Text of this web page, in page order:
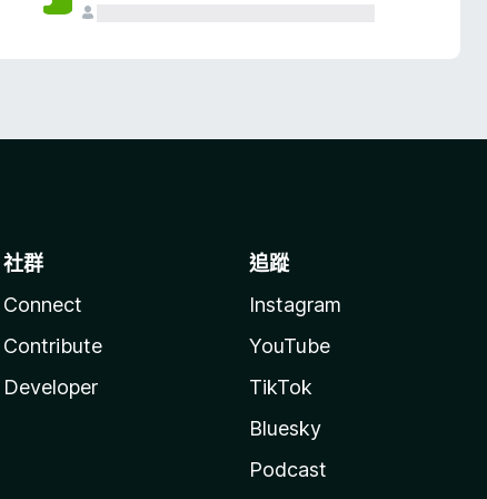
社群
Connect
Contribute
Developer
追蹤
Instagram
YouTube
TikTok
Bluesky
Podcast